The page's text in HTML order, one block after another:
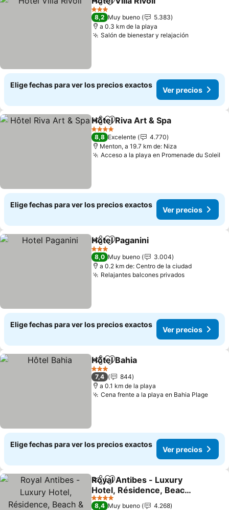
CompartirAgregar a favoritos
3 Estrellas
8,2 Muy bueno
5.383
a 0.3 km de la playa
Salón de bienestar y relajación
Elige fechas para ver los precios exactos
Ver precios
CompartirAgregar a favoritos
Hôtel Riva Art & Spa
4 Estrellas
8,8 Excelente
4.770
Menton, a 19.7 km de: Niza
Acceso a la playa en Promenade du Soleil
Elige fechas para ver los precios exactos
Ver precios
CompartirAgregar a favoritos
Hotel Paganini
3 Estrellas
8,0 Muy bueno
3.004
a 0.2 km de: Centro de la ciudad
Relajantes balcones privados
Elige fechas para ver los precios exactos
Ver precios
CompartirAgregar a favoritos
Hôtel Bahia
3 Estrellas
7,4
844
a 0.1 km de la playa
Cena frente a la playa en Bahia Plage
Elige fechas para ver los precios exactos
Ver precios
CompartirAgregar a favoritos
Royal Antibes - Luxury
Hotel, Résidence, Beach
& Spa
4 Estrellas
8,4 Muy bueno
4.268